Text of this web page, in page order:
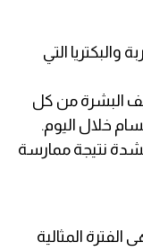
والبكتريا التي
البشرة من كل
خلال اليوم.
نتيجة ممارسة
المثالية